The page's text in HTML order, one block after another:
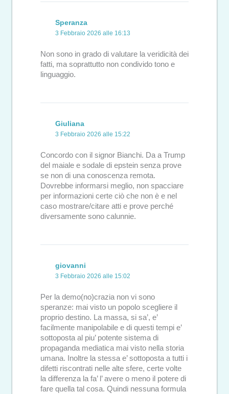
Speranza
3 Febbraio 2026 alle 16:13
Non sono in grado di valutare la veridicità dei
fatti, ma soprattutto non condivido tono e
linguaggio.
Giuliana
3 Febbraio 2026 alle 15:22
Concordo con il signor Bianchi. Da a Trump
del maiale e sodale di epstein senza prove
se non di una conoscenza remota.
Dovrebbe informarsi meglio, non spacciare
per informazioni certe ciò che non è e nel
caso mostrare/citare atti e prove perché
diversamente sono calunnie.
giovanni
3 Febbraio 2026 alle 15:02
Per la demo(no)crazia non vi sono
speranze: mai visto un popolo scegliere il
proprio destino. La massa, si sa’, e’
facilmente manipolabile e di questi tempi e’
sottoposta al piu’ potente sistema di
propaganda mediatica mai visto nella storia
umana. Inoltre la stessa e’ sottoposta a tutti i
difetti riscontrati nelle alte sfere, certe volte
la differenza la fa’ l’ avere o meno il potere di
fare quella tal cosa. Quindi nessuna formula